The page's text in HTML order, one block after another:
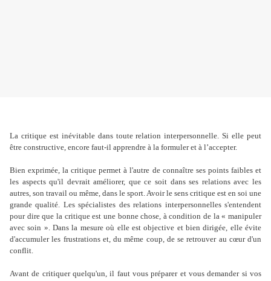
La critique est inévitable dans toute relation interpersonnelle. Si elle peut
être constructive, encore faut-il apprendre à la formuler et à l’accepter.
Bien exprimée, la critique permet à l'autre de connaître ses points faibles et
les aspects qu'il devrait améliorer, que ce soit dans ses relations avec les
autres, son travail ou même, dans le sport. Avoir le sens critique est en soi une
grande qualité. Les spécialistes des relations interpersonnelles s'entendent
pour dire que la critique est une bonne chose, à condition de la « manipuler
avec soin ». Dans la mesure où elle est objective et bien dirigée, elle évite
d'accumuler les frustrations et, du même coup, de se retrouver au cœur d'un
conflit.
Avant de critiquer quelqu'un, il faut vous préparer et vous demander si vos